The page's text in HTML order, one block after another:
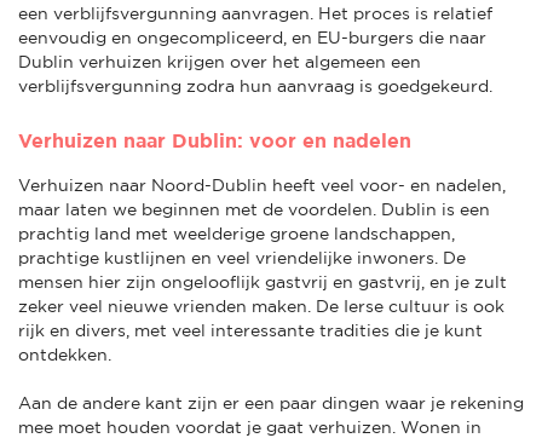
een verblijfsvergunning aanvragen. Het proces is relatief
eenvoudig en ongecompliceerd, en EU-burgers die naar
Dublin verhuizen krijgen over het algemeen een
verblijfsvergunning zodra hun aanvraag is goedgekeurd.
Verhuizen naar Dublin: voor en nadelen
Verhuizen naar Noord-Dublin heeft veel voor- en nadelen,
maar laten we beginnen met de voordelen. Dublin is een
prachtig land met weelderige groene landschappen,
prachtige kustlijnen en veel vriendelijke inwoners. De
mensen hier zijn ongelooflijk gastvrij en gastvrij, en je zult
zeker veel nieuwe vrienden maken. De Ierse cultuur is ook
rijk en divers, met veel interessante tradities die je kunt
ontdekken.
Aan de andere kant zijn er een paar dingen waar je rekening
mee moet houden voordat je gaat verhuizen. Wonen in